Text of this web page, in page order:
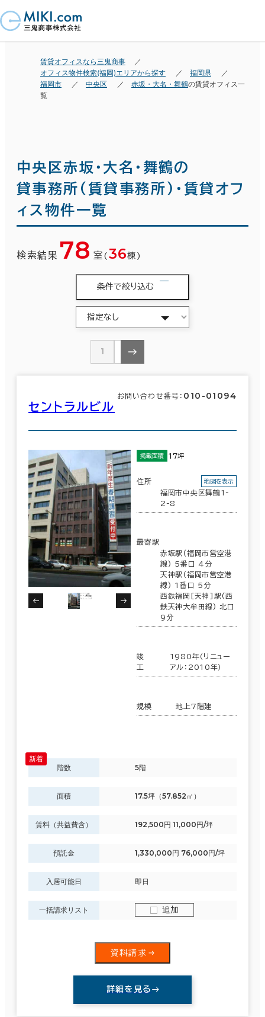
賃貸オフィスなら三鬼商事
オフィス物件検索(福岡)エリアから探す
福岡県
福岡市
中央区 赤坂・大名・舞鶴の賃貸オフィス一
覧
中央区赤坂・大名・舞鶴の
貸事務所(賃貸事務所)・賃貸オフ
ィス物件一覧
検索結果 78 室 ( 36棟)
条件で絞り込む
1 2
セントラルビル
お問い合わせ番号： 010-01094
掲載面積 17坪
住所
福岡市中央区舞鶴1-
2-8
地図を表示
最寄駅
赤坂駅(福岡市営空港
線) 5番口 4分
天神駅(福岡市営空港
線) 1番口 5分
西鉄福岡[天神]駅(西
鉄天神大牟田線) 北口
9分
竣
工
1980年（リニュー
アル：2010年）
規模 地上7階建
階数 5階
面積 17.5坪（57.852㎡）
賃料（共益費含） 192,500円 11,000円/坪
預託金 1,330,000円 76,000円/坪
入居可能日 即日
一括請求リスト 追加
資料請求
詳細を見る